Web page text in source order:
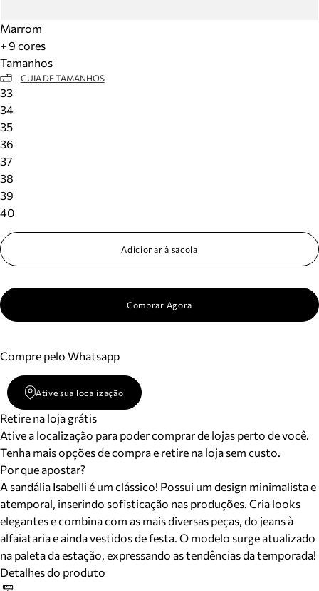
Marrom
+ 9 cores
Tamanhos
GUIA DE TAMANHOS
33
34
35
36
37
38
39
40
Adicionar à sacola
Comprar Agora
Compre pelo Whatsapp
Ative sua localização
Retire na loja grátis
Ative a localização para poder comprar de lojas perto de você.
Tenha mais opções de compra e retire na loja sem custo.
Por que apostar?
A sandália Isabelli é um clássico! Possui um design minimalista e
atemporal, inserindo sofisticação nas produções. Cria looks
elegantes e combina com as mais diversas peças, do jeans à
alfaiataria e ainda vestidos de festa. O modelo surge atualizado
na paleta da estação, expressando as tendências da temporada!
Detalhes do produto